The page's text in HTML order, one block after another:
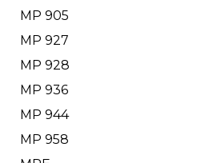
MP 905
MP 927
MP 928
MP 936
MP 944
MP 958